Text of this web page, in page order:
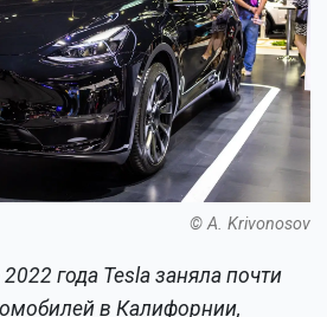
© A. Krivonosov
года Tesla заняла почти
в Калифорнии,